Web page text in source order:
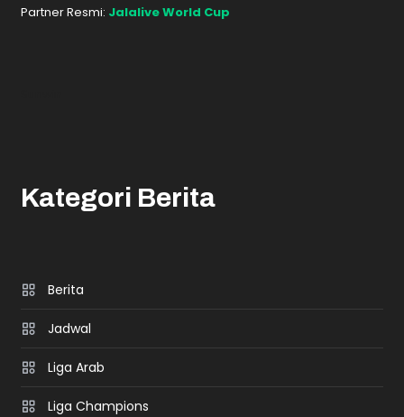
Partner Resmi: Jalalive World Cup
Kategori Berita
Berita
Jadwal
Liga Arab
Liga Champions